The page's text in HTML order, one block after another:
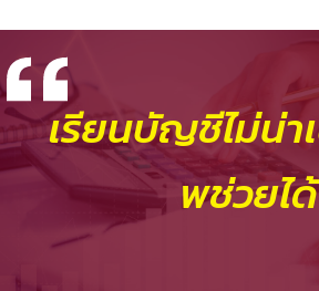
เรียนบัญชีไม่น่า
พช่วยได้